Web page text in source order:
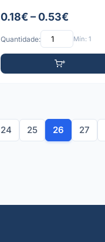
0.18€ – 0.53€
Quantidade: Mín: 1
24 25 26 27